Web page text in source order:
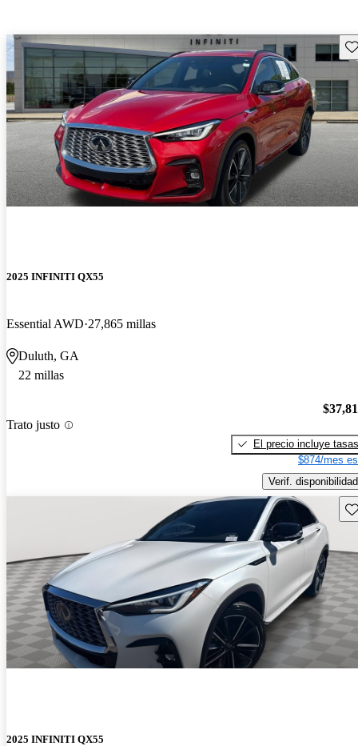
2025 INFINITI QX55
Essential AWD 27,865 millas
Duluth, GA
22 millas
Trato justo
El precio incluye tasas
$874/mes
Verif. disponibilidad
2025 INFINITI QX55